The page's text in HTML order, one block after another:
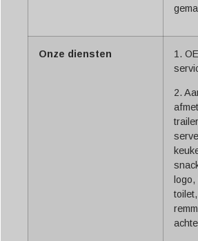
Onze diensten
1.
2.